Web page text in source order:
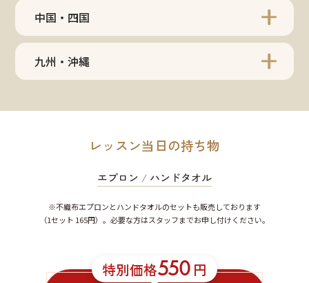
中国・四国
九州・沖縄
レッスン当日の持ち物
エプロン / ハンドタオル
※不織布エプロンとハンドタオルのセットも販売しております
（1セット 165円）。必要な方はスタッフまでお申し付けください。
特別価格550 円